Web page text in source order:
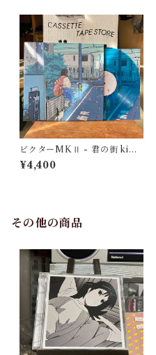
ビクターMKⅡ - 君の街 kimi
no machi（Limited Edition
12" Transparent Blue Viny
¥4,400
その他の商品